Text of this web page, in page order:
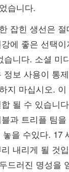
습니다.
잡힌 생선은
에 좋은 선택
습니다. 소셜 미
정보 사용이 통
지 마십시오.
될 수 있습니
과 트리플 팀
을 수있다. 17
내리게 될 것
드러진 명성을